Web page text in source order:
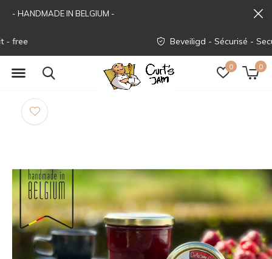
0 0
Beveiligd - Sécurisé - Secured
- HANDMADE IN BELGIUM -